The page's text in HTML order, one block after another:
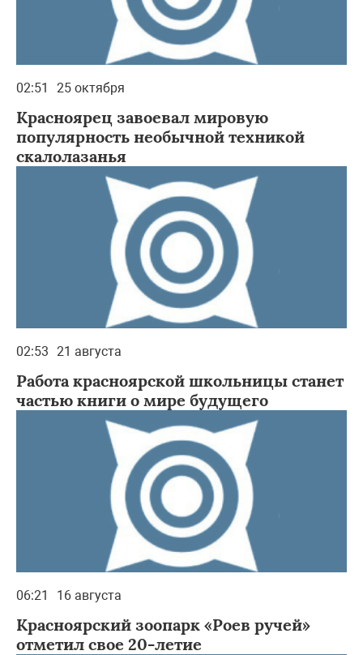
02:51 25 октября
Красноярец завоевал мировую
популярность необычной техникой
скалолазанья
02:53 21 августа
Работа красноярской школьницы станет
частью книги о мире будущего
06:21 16 августа
Красноярский зоопарк «Роев ручей»
отметил свое 20-летие